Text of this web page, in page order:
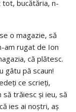
bucătăria, n-
o magazie, să
am rugat de Ion
că plătesc.
gâtu pă scaun!
ce scrieţi,
să trăiesc şi ieu, să
ies ai noştri, aş